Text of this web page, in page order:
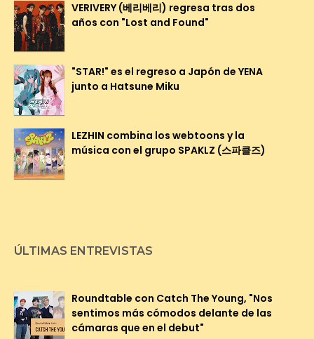
VERIVERY (베리베리) regresa tras dos
años con "Lost and Found"
"STAR!" es el regreso a Japón de YENA
junto a Hatsune Miku
LEZHIN combina los webtoons y la
música con el grupo SPAKLZ (스파클즈)
ÚLTIMAS ENTREVISTAS
Roundtable con Catch The Young, "Nos
sentimos más cómodos delante de las
cámaras que en el debut"